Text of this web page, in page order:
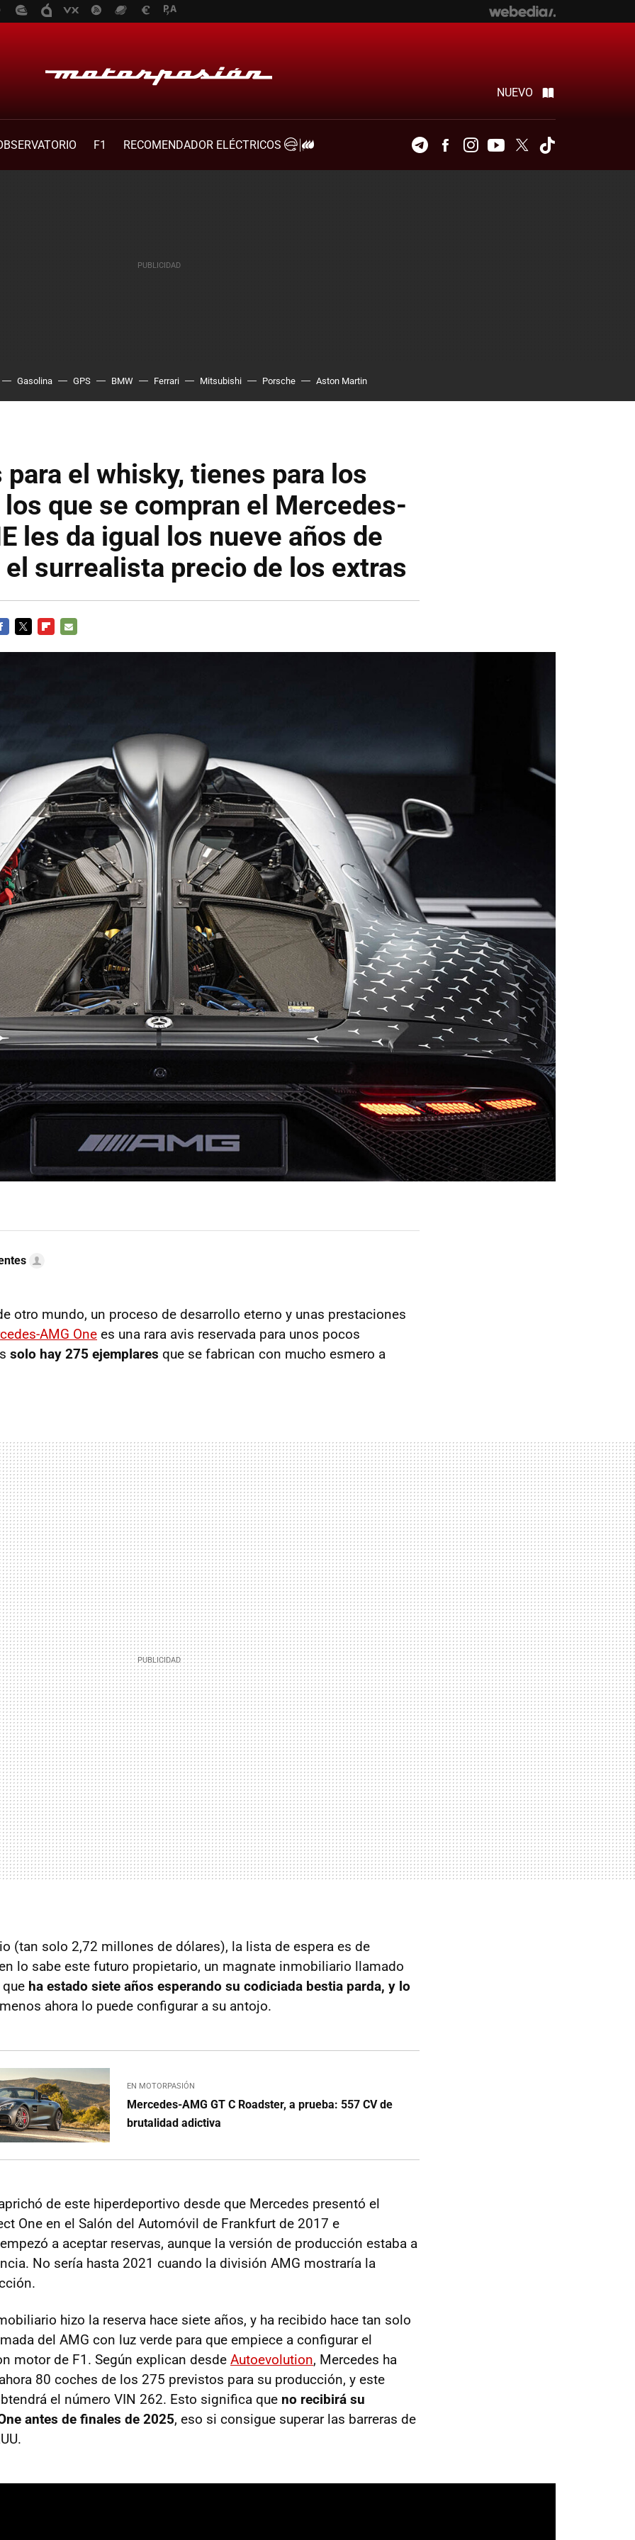
NUEVO
F1 RECOMENDADOR ELÉCTRICOS TelegramFacebookInstagramYoutubeTwitter
Gasolina GPS BMW Ferrari Mitsubishi Porsche Aston Martin
el whisky, tienes para los
que se compran el Mercedes-
les da igual los nueve años de
el surrealista precio de los extras
otro mundo, un proceso de desarrollo eterno y unas prestaciones
AMG One es una rara avis reservada para unos pocos
solo hay 275 ejemplares que se fabrican con mucho esmero a
(tan solo 2,72 millones de dólares), la lista de espera es de
lo sabe este futuro propietario, un magnate inmobiliario llamado
ha estado siete años esperando su codiciada bestia parda, y lo
ahora lo puede configurar a su antojo.
EN MOTORPASIÓN
Mercedes-AMG GT C Roadster, a prueba: 557 CV de
brutalidad adictiva
de este hiperdeportivo desde que Mercedes presentó el
One en el Salón del Automóvil de Frankfurt de 2017 e
a aceptar reservas, aunque la versión de producción estaba a
No sería hasta 2021 cuando la división AMG mostraría la
hizo la reserva hace siete años, y ha recibido hace tan solo
del AMG con luz verde para que empiece a configurar el
motor de F1. Según explican desde Autoevolution, Mercedes ha
80 coches de los 275 previstos para su producción, y este
el número VIN 262. Esto significa que no recibirá su
antes de finales de 2025, eso si consigue superar las barreras de